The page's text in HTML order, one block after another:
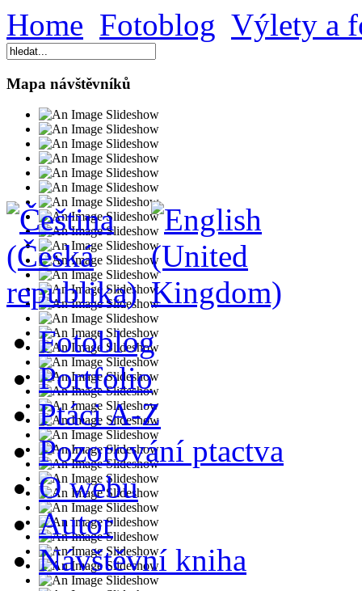
Home Fotoblog Výlety a
Mapa návštěvníků
Fotoblog
Portfolio
Ptáci A-Z
Pozorování ptactva
O webu
Autor
Návštěvní kniha